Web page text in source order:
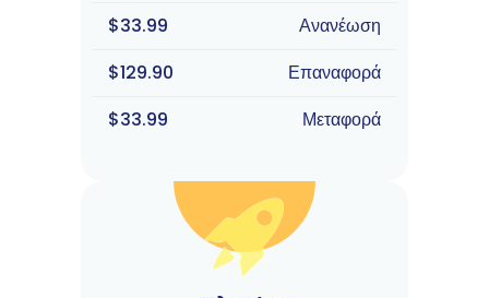
$33.99
Ανανέωση
$129.90
Επαναφορά
$33.99
Μεταφορά